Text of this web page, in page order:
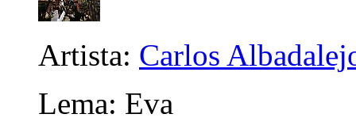
Artista: Carlos
Lema: Eva